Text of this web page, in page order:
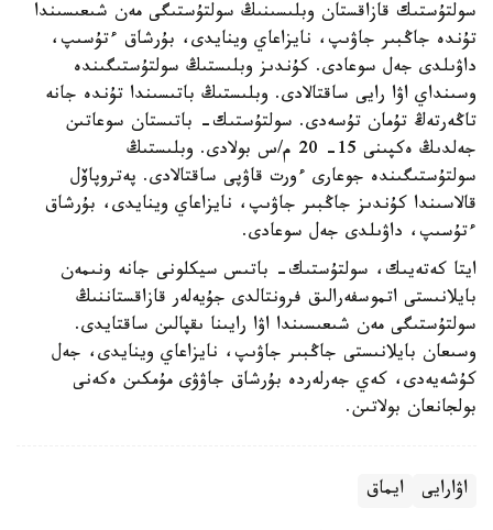
سولتۇستىك قازاقستان وبلىسىنىڭ سولتۇستىگى مەن شىعىسىندا
تۇندە جاڭبىر جاۋىپ، نايزاعاي وينايدى، بۇرشاق ءتۇسىپ،
داۋىلدى جەل سوعادى. كۇندىز وبلىستىڭ سولتۇستىگىندە
وسىنداي اۋا رايى ساقتالادى. وبلىستىڭ باتىسىندا تۇندە جانە
تاڭەرتەڭ تۇمان تۇسەدى. سولتۇستىك- باتىستان سوعاتىن
جەلدىڭ ەكپىنى 15- 20 م/س بولادى. وبلىستىڭ
سولتۇستىگىندە جوعارى ءورت قاۋپى ساقتالادى. پەتروپاۆل
قالاسىندا كۇندىز جاڭبىر جاۋىپ، نايزاعاي وينايدى، بۇرشاق
ءتۇسىپ، داۋىلدى جەل سوعادى.
ايتا كەتەيىك، سولتۇستىك- باتىس سيكلونى جانە ونىمەن
بايلانىستى اتموسفەرالىق فرونتالدى جۇيەلەر قازاقستاننىڭ
سولتۇستىگى مەن شىعىسىندا اۋا رايىنا ىقپالىن ساقتايدى.
وسىعان بايلانىستى جاڭبىر جاۋىپ، نايزاعاي وينايدى، جەل
كۇشەيەدى، كەي جەرلەردە بۇرشاق جاۋۋى مۇمكىن ەكەنى
بولجانعان بولاتىن.
اۋارايى ايماق